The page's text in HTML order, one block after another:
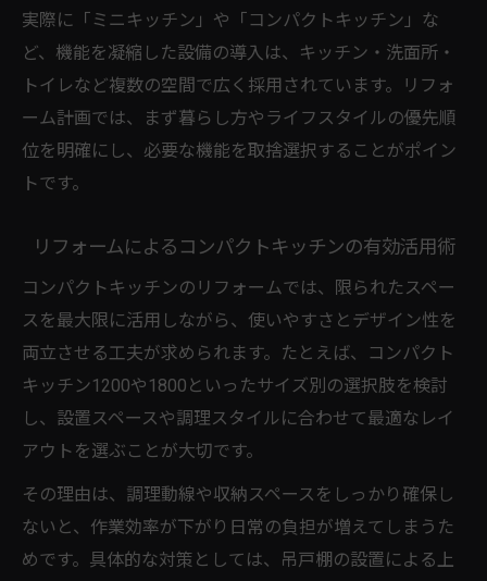
ワンルーム向けリフォームで機能的な空間
を作る
リフォームで実現するワンルームミニキッ
チンの工夫
ワンルームリフォームでおしゃれなミニキ
ッチン配置術
リフォームで叶う省スペースと快適性のバ
ランス
リフォームに役立つ費用比較と賢い予算管理
リフォーム費用の比較で賢く予算を立てる
コツ
ミニキッチン工事費込みの費用相場を徹底
解説
リフォームで無駄な出費を防ぐ見積もりの
実際に「ミニキッチン」や「コンパクトキッチン」な
ど、機能を凝縮した設備の導入は、キッチン・洗面所・
トイレなど複数の空間で広く採用されています。リフォ
ーム計画では、まず暮らし方やライフスタイルの優先順
位を明確にし、必要な機能を取捨選択することがポイン
トです。
リフォームによるコンパクトキッチンの有効活用術
コンパクトキッチンのリフォームでは、限られたスペー
スを最大限に活用しながら、使いやすさとデザイン性を
両立させる工夫が求められます。たとえば、コンパクト
キッチン1200や1800といったサイズ別の選択肢を検討
し、設置スペースや調理スタイルに合わせて最適なレイ
アウトを選ぶことが大切です。
その理由は、調理動線や収納スペースをしっかり確保し
ないと、作業効率が下がり日常の負担が増えてしまうた
めです。具体的な対策としては、吊戸棚の設置による上